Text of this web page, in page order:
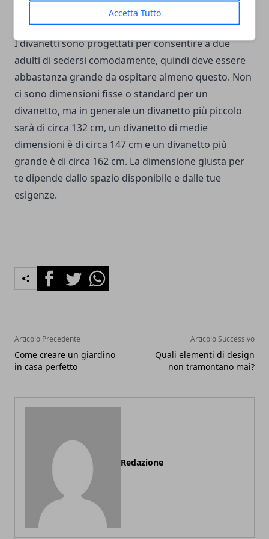
Accetta Tutto
Qual è una buona dimensione per un divano a due
posti?
I divanetti sono progettati per consentire a due
adulti di sedersi comodamente, quindi deve essere
abbastanza grande da ospitare almeno questo. Non
ci sono dimensioni fisse o standard per un
divanetto, ma in generale un divanetto più piccolo
sarà di circa 132 cm, un divanetto di medie
dimensioni è di circa 147 cm e un divanetto più
grande è di circa 162 cm. La dimensione giusta per
te dipende dallo spazio disponibile e dalle tue
esigenze.
FacebookTwitterWhatsapp
Articolo Precedente
Come creare un giardino
in casa perfetto
Articolo Successivo
Quali elementi di design
non tramontano mai?
Redazione